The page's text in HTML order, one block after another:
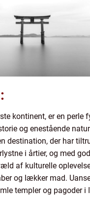
kontinent, er en perle
og enestående
destination, der har
i årtier, og med
af kulturelle
og lækker mad.
templer og pagoder i